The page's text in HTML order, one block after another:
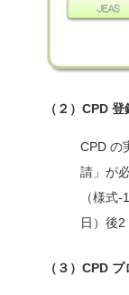
（２）CPD
CPD の
請」が
（様式
日）後2
（３）CPD